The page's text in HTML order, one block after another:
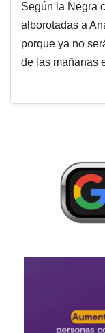
Según la Negra
alborotadas a
porque ya no
de las mañanas